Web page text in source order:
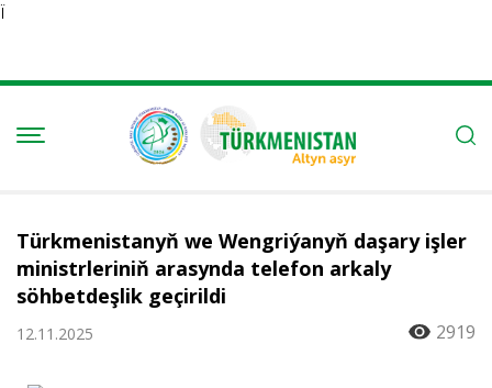
Ï
Türkmenistanyň we Wengriýanyň daşary işler
ministrleriniň arasynda telefon arkaly
söhbetdeşlik geçirildi
12.11.2025 2919